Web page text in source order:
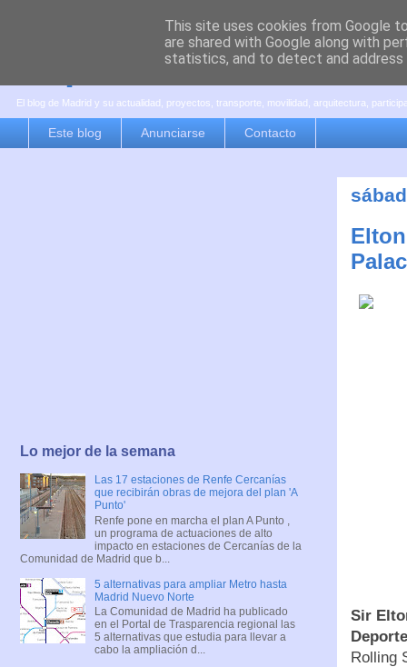
es por madrid
El blog de Madrid y su actualidad, proyectos, transporte, movilidad, arquitectura,
Este blog Anunciarse Contacto
Sir
Rolling
Lo mejor de la semana
Las 17 estaciones de Renfe Cercanías
que recibirán obras de mejora del plan 'A
Punto'
Renfe pone en marcha el plan A Punto ,
un programa de actuaciones de alto
impacto en estaciones de Cercanías de la
Comunidad de Madrid que b...
5 alternativas para ampliar Metro hasta
Madrid Nuevo Norte
La Comunidad de Madrid ha publicado
en el Portal de Trasparencia regional las
5 alternativas que estudia para llevar a
cabo la ampliación d...
This site uses cookies from Google
are shared with Google along with
statistics, and to detect and address